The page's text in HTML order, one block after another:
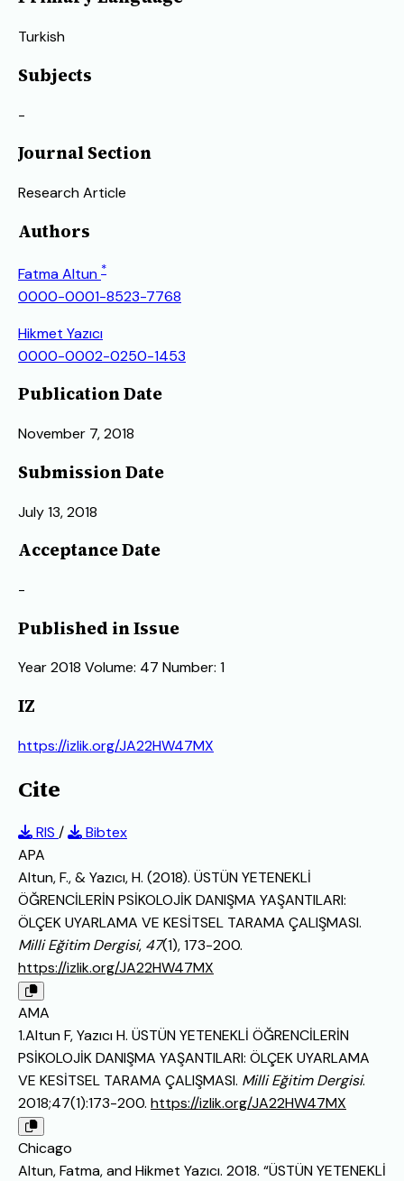
Turkish
Subjects
-
Journal Section
Research Article
Authors
Fatma Altun *
0000-0001-8523-7768
Hikmet Yazıcı
0000-0002-0250-1453
Publication Date
November 7, 2018
Submission Date
July 13, 2018
Acceptance Date
-
Published in Issue
Year 2018 Volume: 47 Number: 1
IZ
https://izlik.org/JA22HW47MX
Cite
RIS /
Bibtex
APA
Altun, F., & Yazıcı, H. (2018). ÜSTÜN YETENEKLİ
ÖĞRENCİLERİN PSİKOLOJİK DANIŞMA YAŞANTILARI:
ÖLÇEK UYARLAMA VE KESİTSEL TARAMA ÇALIŞMASI.
Milli Eğitim Dergisi, 47(1), 173-200.
https://izlik.org/JA22HW47MX
AMA
1.Altun F, Yazıcı H. ÜSTÜN YETENEKLİ ÖĞRENCİLERİN
PSİKOLOJİK DANIŞMA YAŞANTILARI: ÖLÇEK UYARLAMA
VE KESİTSEL TARAMA ÇALIŞMASI. Milli Eğitim Dergisi.
2018;47(1):173-200. https://izlik.org/JA22HW47MX
Chicago
Altun, Fatma, and Hikmet Yazıcı. 2018. “ÜSTÜN YETENEKLİ